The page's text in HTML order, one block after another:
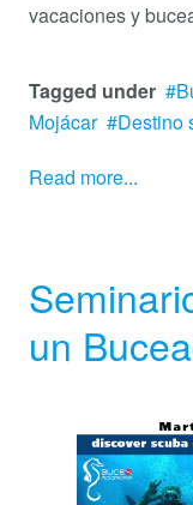
vacaciones y
Tagged under
Mojácar
Destino
Read more...
un